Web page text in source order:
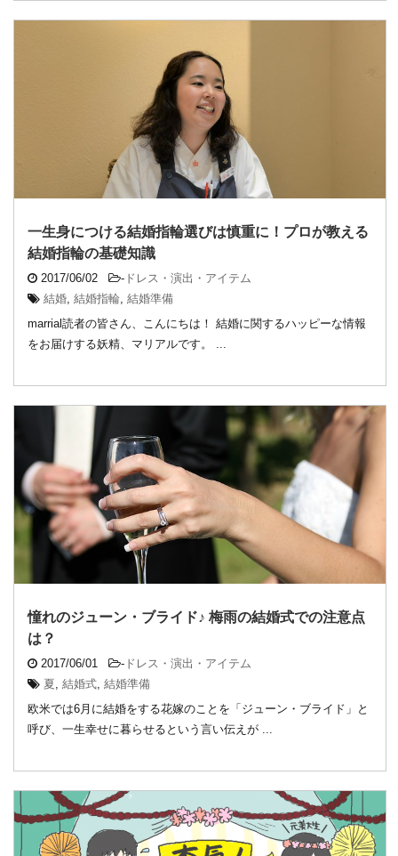
一生身につける結婚指輪選びは慎重に！プロが教える
結婚指輪の基礎知識
2017/06/02 - ドレス・演出・アイテム
結婚, 結婚指輪, 結婚準備
marrial読者の皆さん、こんにちは！ 結婚に関するハッピーな情報
をお届けする妖精、マリアルです。 ...
憧れのジューン・ブライド♪ 梅雨の結婚式での注意点
は？
2017/06/01 - ドレス・演出・アイテム
夏, 結婚式, 結婚準備
欧米では6月に結婚をする花嫁のことを「ジューン・ブライド」と
呼び、一生幸せに暮らせるという言い伝えが ...